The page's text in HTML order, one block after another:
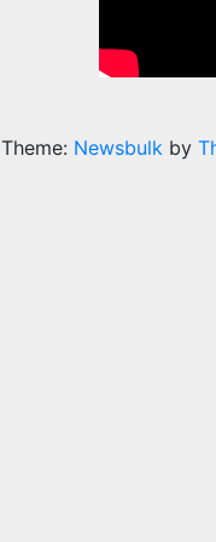
Theme: Newsbulk by